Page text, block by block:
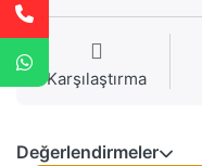
Karşılaştırma
Değerlendirmeler